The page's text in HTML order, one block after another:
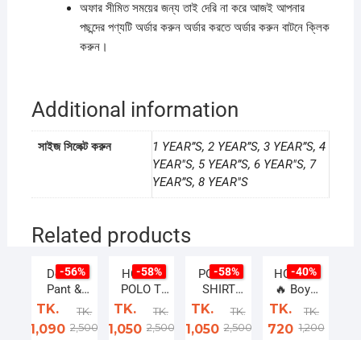
অফার সীমিত সময়ের জন্য তাই দেরি না করে আজই আপনার
পছন্দের পণ্যটি অর্ডার করুন অর্ডার করতে অর্ডার করুন বাটনে ক্লিক
করুন।
Additional information
সাইজ সিলেক্ট করুন
1 YEAR”S, 2 YEAR”S, 3 YEAR”S, 4
YEAR"S, 5 YEAR”S, 6 YEAR"S, 7
YEAR”S, 8 YEAR"S
Related products
-56%
Denim
Pant &
DTF T-
set=WH-
TK.
1,090
TK.
2,500
-58%
HC-328
POLO T
SHIRT
Combo
3pcs
TK.
1,050
TK.
2,500
-58%
POLO T
SHIRT
Combo
3pcs Boat
White,
TK.
1,050
TK.
2,500
-40%
HC- 703
🔥 Boys
cotton t-
shirt and
denim
TK.
720
TK.
1,200